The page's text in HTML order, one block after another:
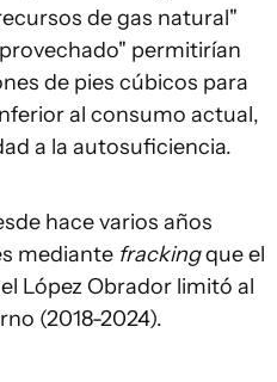
de gas natural"
permitirían
de pies cúbicos para
al consumo actual,
a la autosuficiencia.
hace varios años
mediante frackingque el
López Obrador limitó al
(2018-2024).